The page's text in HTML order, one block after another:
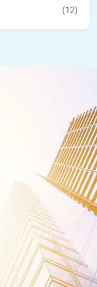
(12)
1c. al Oeste.